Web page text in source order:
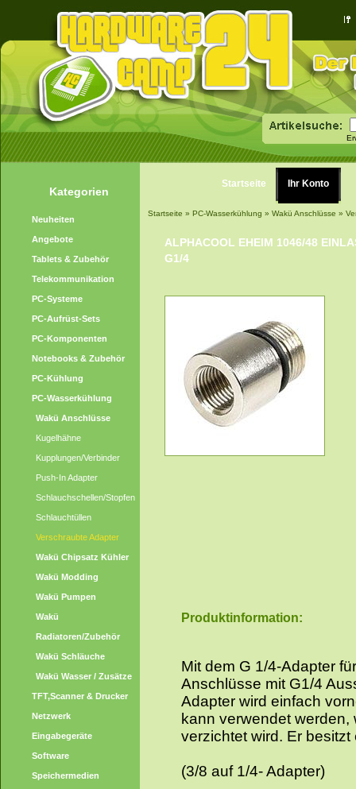
Kategorien
Neuheiten
Angebote
Tablets & Zubehör
Telekommunikation
PC-Systeme
PC-Aufrüst-Sets
PC-Komponenten
Notebooks & Zubehör
PC-Kühlung
PC-Wasserkühlung
Wakü Anschlüsse
Kugelhähne
Kupplungen/Verbinder
Push-In Adapter
Schlauchschellen/Stopfen
Schlauchtüllen
Verschraubte Adapter
Wakü Chipsatz Kühler
Wakü Modding
Wakü Pumpen
Wakü
Radiatoren/Zubehör
Wakü Schläuche
Wakü Wasser / Zusätze
TFT,Scanner & Drucker
Netzwerk
Eingabegeräte
Software
Speichermedien
Startseite Ihr Konto
Startseite » PC-Wasserkühlung » Wakü Anschlüsse »
ALPHACOOL EHEIM 1046/48
G1/4
Produktinformation:
Mit dem G 1/4-Adapter
Anschlüsse mit G1/4
Adapter wird einfach
kann verwendet
verzichtet wird. Er
(3/8 auf 1/4- Adapter)